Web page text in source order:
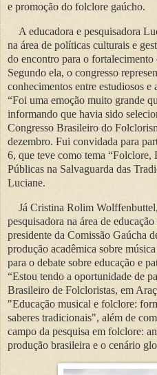
e promoção do folclore gaúcho.
A educadora e pesquisadora
na área de políticas culturais e
do encontro para o fortalecimento
Segundo ela, o congresso
conhecimentos entre estudiosos e
“Foi uma emoção muito grande
informando que havia sido
Congresso Brasileiro do
dezembro. Fui convidada para
6, que teve como tema “Folclore,
Públicas na Salvaguarda das
Luciane.
Já Cristina Rolim
pesquisadora na área de
presidente da Comissão Gaúcha
produção acadêmica sobre
para o debate sobre educação e
“Estou tendo a oportunidade de
Brasileiro de Folcloristas, em
"Educação musical e folclore:
saberes tradicionais", além de
campo da pesquisa em folclore:
produção brasileira e o cenário